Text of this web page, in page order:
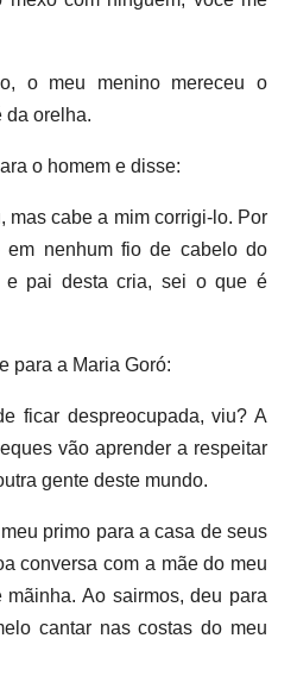
o meu menino mereceu o
da orelha.
o homem e disse:
cabe a mim corrigi-lo. Por
em nenhum fio de cabelo do
e pai desta cria, sei o que é
para a Maria Goró:
ficar despreocupada, viu? A
vão aprender a respeitar
gente deste mundo.
primo para a casa de seus
conversa com a mãe do meu
Ao sairmos, deu para
cantar nas costas do meu